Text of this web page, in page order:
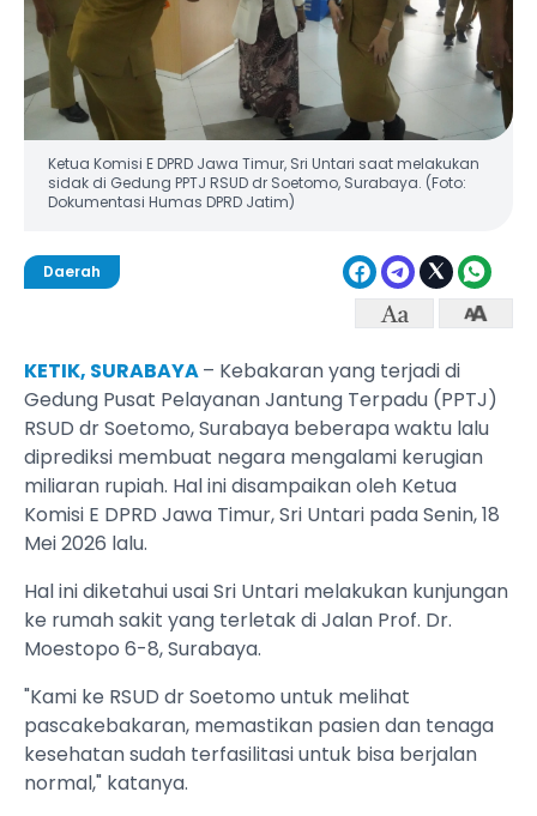
Ketua Komisi E DPRD Jawa Timur, Sri Untari saat melakukan
sidak di Gedung PPTJ RSUD dr Soetomo, Surabaya. (Foto:
Dokumentasi Humas DPRD Jatim)
Daerah
KETIK, SURABAYA– Kebakaran yang terjadi di
Gedung Pusat Pelayanan Jantung Terpadu (PPTJ)
RSUD dr Soetomo, Surabaya beberapa waktu lalu
diprediksi membuat negara mengalami kerugian
miliaran rupiah. Hal ini disampaikan oleh Ketua
Komisi E DPRD Jawa Timur, Sri Untari pada Senin, 18
Mei 2026 lalu.
Hal ini diketahui usai Sri Untari melakukan kunjungan
ke rumah sakit yang terletak di Jalan Prof. Dr.
Moestopo 6-8, Surabaya.
"Kami ke RSUD dr Soetomo untuk melihat
pascakebakaran, memastikan pasien dan tenaga
kesehatan sudah terfasilitasi untuk bisa berjalan
normal," katanya.